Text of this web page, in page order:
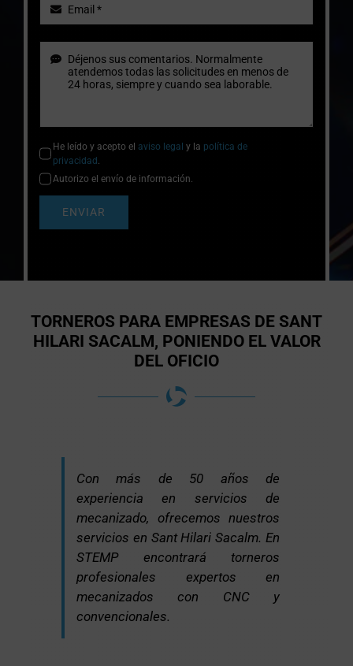
He leído y acepto el aviso legal y la política de
privacidad .
Autorizo el envío de información.
ENVIAR
TORNEROS PARA EMPRESAS DE SANT
HILARI SACALM, PONIENDO EL VALOR
DEL OFICIO
Con más de 50 años de
experiencia en servicios de
mecanizado, ofrecemos nuestros
servicios en Sant Hilari Sacalm. En
STEMP encontrará torneros
profesionales expertos en
mecanizados con CNC y
convencionales.